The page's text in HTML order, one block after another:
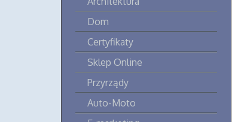
Dom
Certyfikaty
Sklep Online
Przyrządy
Auto-Moto